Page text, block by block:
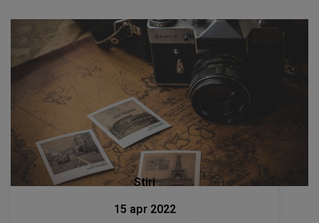
Stiri
15 apr 2022